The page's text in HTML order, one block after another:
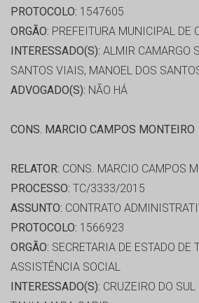
PROTOCOLO: 1547605
ORGÃO: PREFEITURA MUNICIPAL DE
INTERESSADO(S): ALMIR CAMARGO
SANTOS VIAIS, MANOEL DOS
ADVOGADO(S): NÃO HÁ
CONS. MARCIO CAMPOS MONTEIRO
RELATOR: CONS. MARCIO CAMPOS
PROCESSO: TC/3333/2015
ASSUNTO: CONTRATO
PROTOCOLO: 1566923
ORGÃO: SECRETARIA DE ESTADO DE
ASSISTÊNCIA SOCIAL
INTERESSADO(S): CRUZEIRO DO